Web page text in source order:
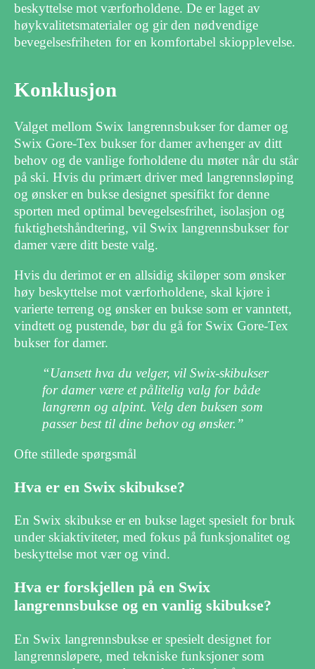
beskyttelse mot værforholdene. De er laget av
høykvalitetsmaterialer og gir den nødvendige
bevegelsesfriheten for en komfortabel skiopplevelse.
Konklusjon
Valget mellom Swix langrennsbukser for damer og
Swix Gore-Tex bukser for damer avhenger av ditt
behov og de vanlige forholdene du møter når du står
på ski. Hvis du primært driver med langrennsløping
og ønsker en bukse designet spesifikt for denne
sporten med optimal bevegelsesfrihet, isolasjon og
fuktighetshåndtering, vil Swix langrennsbukser for
damer være ditt beste valg.
Hvis du derimot er en allsidig skiløper som ønsker
høy beskyttelse mot værforholdene, skal kjøre i
varierte terreng og ønsker en bukse som er vanntett,
vindtett og pustende, bør du gå for Swix Gore-Tex
bukser for damer.
“Uansett hva du velger, vil Swix-skibukser
for damer være et pålitelig valg for både
langrenn og alpint. Velg den buksen som
passer best til dine behov og ønsker.”
Ofte stillede spørgsmål
Hva er en Swix skibukse?
En Swix skibukse er en bukse laget spesielt for bruk
under skiaktiviteter, med fokus på funksjonalitet og
beskyttelse mot vær og vind.
Hva er forskjellen på en Swix
langrennsbukse og en vanlig skibukse?
En Swix langrennsbukse er spesielt designet for
langrennsløpere, med tekniske funksjoner som